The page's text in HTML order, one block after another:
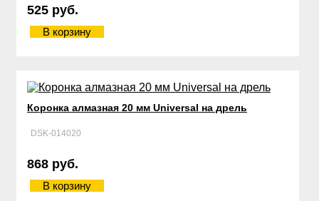
525 руб.
В корзину
Коронка алмазная 20 мм Universal на дрель
DSK-014020
868 руб.
В корзину